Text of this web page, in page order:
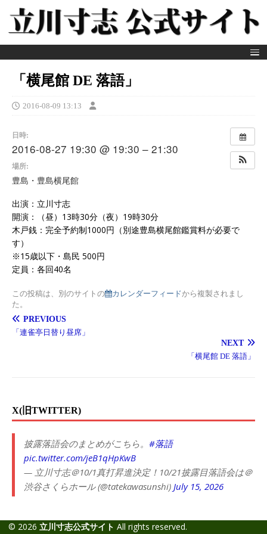
「横尾館 DE 落語」
2016-08-09 13:13
日時:
2016-08-27 19:30 @ 19:30 – 21:30
場所:
豊島・豊島横尾館
出演：立川寸志
開演：（昼）13時30分（夜）19時30分
木戸銭：完全予約制1000円（別途豊島横尾館鑑賞料が必要で
す）
※15歳以下・島民 500円
定員：各回40名
この投稿は、別のサイトの カレンダーフィードから複製されまし
た。
PREVIOUS
「連雀亭日替り昼席」
NEXT
「横尾館 DE 落語」
X(旧TWITTER)
披露落語会のまとめがこちら。 #落語
pic.twitter.com/jeB1qHpKwB
— 立川寸志＠10/1真打昇進決定！10/21披露目落語会は＠
渋谷さくらホール (@tatekawasunshi) July 15, 2026
© 2026 立川寸志公式サイト All rights reserved.